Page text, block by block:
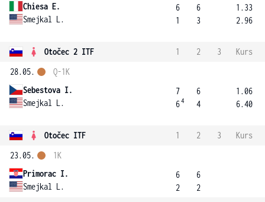
Chiesa E.
Smejkal L.
6
1
6
3
1.33
2.96
Otočec 2 ITF 1 2 3
Kurs
28.05.
Sebestova I.
Smejkal L.
Q-1K
7
64
6
4
1.06
6.40
Otočec ITF 1 2 3
Kurs
23.05.
Primorac I.
Smejkal L.
1K
6
2
6
2